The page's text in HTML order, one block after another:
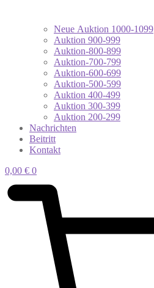
Neue Auktion 1000-1099
Auktion 900-999
Auktion-800-899
Auktion-700-799
Auktion-600-699
Auktion-500-599
Auktion 400-499
Auktion 300-399
Auktion 200-299
Nachrichten
Beitritt
Kontakt
0,00 € 0